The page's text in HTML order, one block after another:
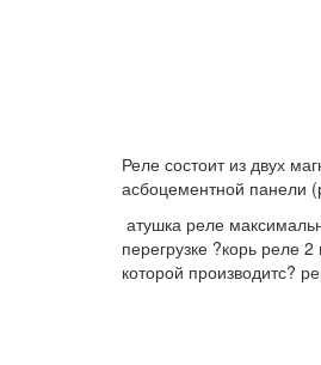
Реле состоит из двух
асбоцементной панели
атушка реле
перегрузке ?корь реле
которой производитс?